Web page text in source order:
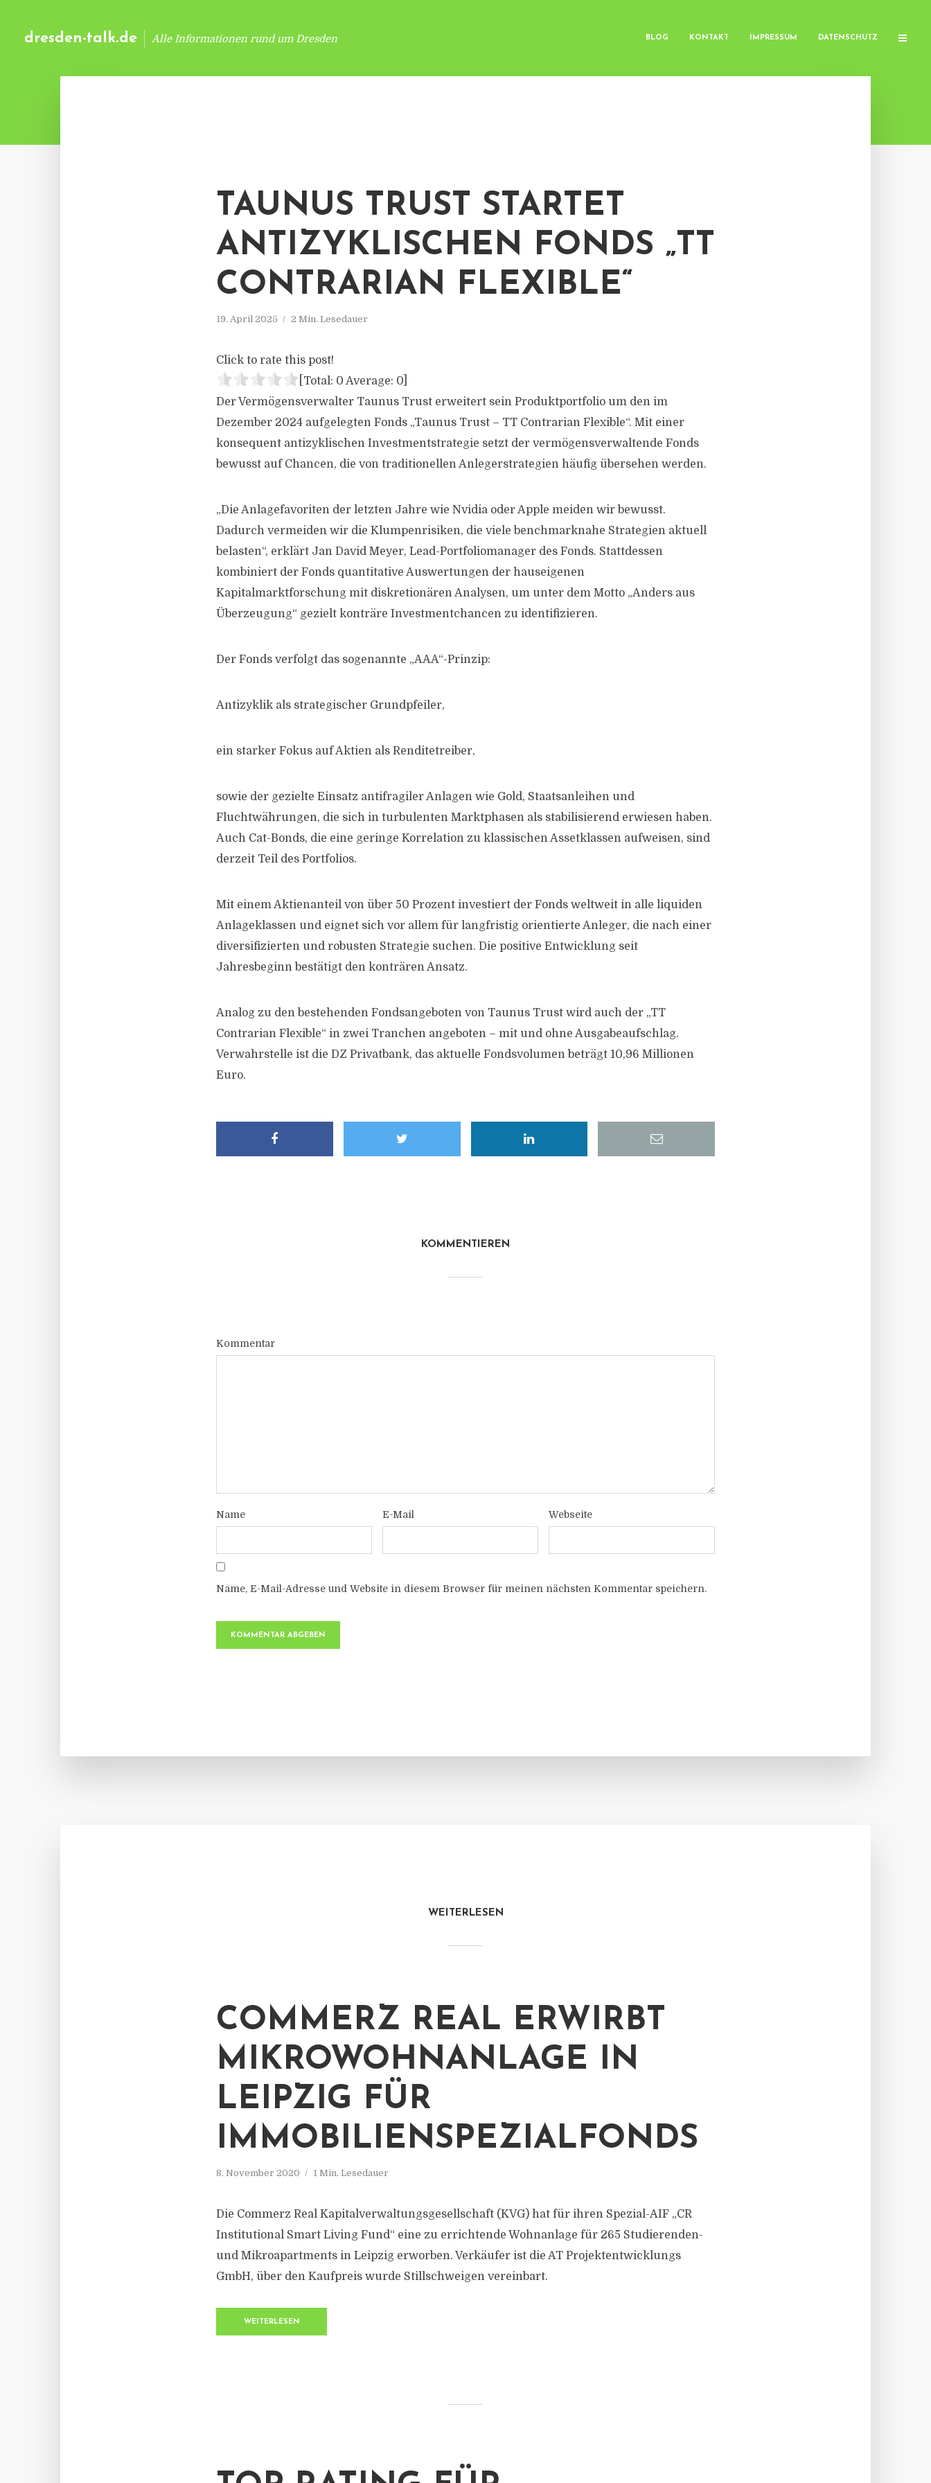
dresden-talk.de Alle Informationen rund um Dresden BLOG KONTAKT IMPRESSUM DATENSCHUTZ
TAUNUS TRUST STARTET
ANTIZYKLISCHEN FONDS „TT
CONTRARIAN FLEXIBLE“
19. April 2025 2 Min. Lesedauer
Click to rate this post!
[Total: 0 Average: 0
Der Vermögensverwalter Taunus Trust erweitert sein Produktportfolio um den im
Dezember 2024 aufgelegten Fonds „Taunus Trust – TT Contrarian Flexible“. Mit einer
konsequent antizyklischen Investmentstrategie setzt der vermögensverwaltende Fonds
bewusst auf Chancen, die von traditionellen Anlegerstrategien häufig übersehen werden.
„Die Anlagefavoriten der letzten Jahre wie Nvidia oder Apple meiden wir bewusst.
Dadurch vermeiden wir die Klumpenrisiken, die viele benchmarknahe Strategien aktuell
belasten“, erklärt Jan David Meyer, Lead-Portfoliomanager des Fonds. Stattdessen
kombiniert der Fonds quantitative Auswertungen der hauseigenen
Kapitalmarktforschung mit diskretionären Analysen, um unter dem Motto „Anders aus
Überzeugung“ gezielt konträre Investmentchancen zu identifizieren.
Der Fonds verfolgt das sogenannte „AAA“-Prinzip:
Antizyklik als strategischer Grundpfeiler,
ein starker Fokus auf Aktien als Renditetreiber,
sowie der gezielte Einsatz antifragiler Anlagen wie Gold, Staatsanleihen und
Fluchtwährungen, die sich in turbulenten Marktphasen als stabilisierend erwiesen haben.
Auch Cat-Bonds, die eine geringe Korrelation zu klassischen Assetklassen aufweisen, sind
derzeit Teil des Portfolios.
Mit einem Aktienanteil von über 50 Prozent investiert der Fonds weltweit in alle liquiden
Anlageklassen und eignet sich vor allem für langfristig orientierte Anleger, die nach einer
diversifizierten und robusten Strategie suchen. Die positive Entwicklung seit
Jahresbeginn bestätigt den konträren Ansatz.
Analog zu den bestehenden Fondsangeboten von Taunus Trust wird auch der „TT
Contrarian Flexible“ in zwei Tranchen angeboten – mit und ohne Ausgabeaufschlag.
Verwahrstelle ist die DZ Privatbank, das aktuelle Fondsvolumen beträgt 10,96 Millionen
Euro.
KOMMENTIEREN
Kommentar
Name E-Mail Webseite
Name, E-Mail-Adresse und Website in diesem Browser für meinen nächsten Kommentar speichern.
WEITERLESEN
COMMERZ REAL ERWIRBT
MIKROWOHNANLAGE IN
LEIPZIG FÜR
IMMOBILIENSPEZIALFONDS
8. November 2020 1 Min. Lesedauer
Die Commerz Real Kapitalverwaltungsgesellschaft (KVG) hat für ihren Spezial-AIF „CR
Institutional Smart Living Fund“ eine zu errichtende Wohnanlage für 265 Studierenden-
und Mikroapartments in Leipzig erworben. Verkäufer ist die AT Projektentwicklungs
GmbH, über den Kaufpreis wurde Stillschweigen vereinbart.
WEITERLESEN